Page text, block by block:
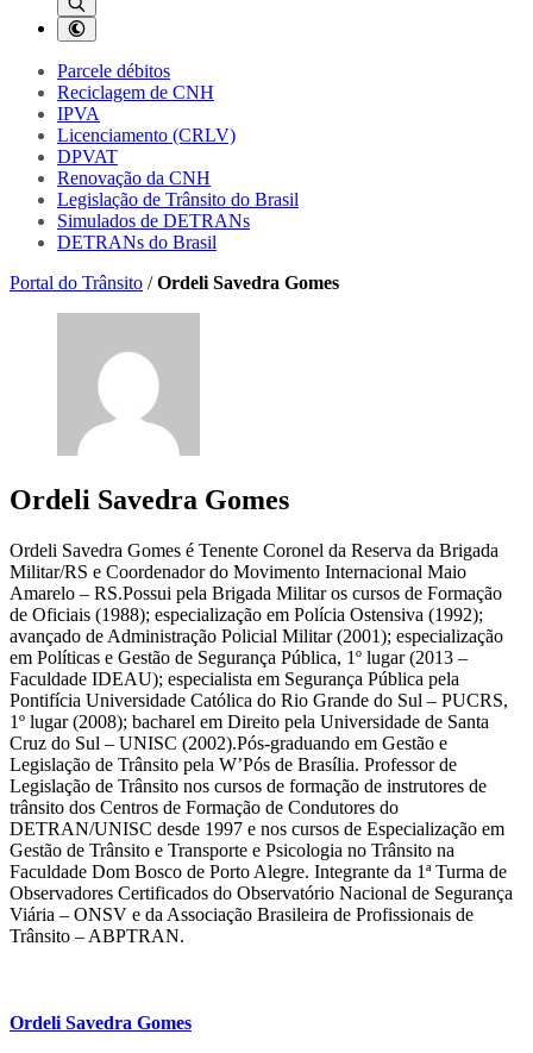
Parcele débitos
Reciclagem de CNH
IPVA
Licenciamento (CRLV)
DPVAT
Renovação da CNH
Legislação de Trânsito do Brasil
Simulados de DETRANs
DETRANs do Brasil
Portal do Trânsito /Ordeli Savedra Gomes
Ordeli Savedra Gomes
Ordeli Savedra Gomes é Tenente Coronel da Reserva da Brigada
Militar/RS e Coordenador do Movimento Internacional Maio
Amarelo – RS.Possui pela Brigada Militar os cursos de Formação
de Oficiais (1988); especialização em Polícia Ostensiva (1992);
avançado de Administração Policial Militar (2001); especialização
em Políticas e Gestão de Segurança Pública, 1º lugar (2013 –
Faculdade IDEAU); especialista em Segurança Pública pela
Pontifícia Universidade Católica do Rio Grande do Sul – PUCRS,
1º lugar (2008); bacharel em Direito pela Universidade de Santa
Cruz do Sul – UNISC (2002).Pós-graduando em Gestão e
Legislação de Trânsito pela W’Pós de Brasília. Professor de
Legislação de Trânsito nos cursos de formação de instrutores de
trânsito dos Centros de Formação de Condutores do
DETRAN/UNISC desde 1997 e nos cursos de Especialização em
Gestão de Trânsito e Transporte e Psicologia no Trânsito na
Faculdade Dom Bosco de Porto Alegre. Integrante da 1ª Turma de
Observadores Certificados do Observatório Nacional de Segurança
Viária – ONSV e da Associação Brasileira de Profissionais de
Trânsito – ABPTRAN.
Ordeli Savedra Gomes